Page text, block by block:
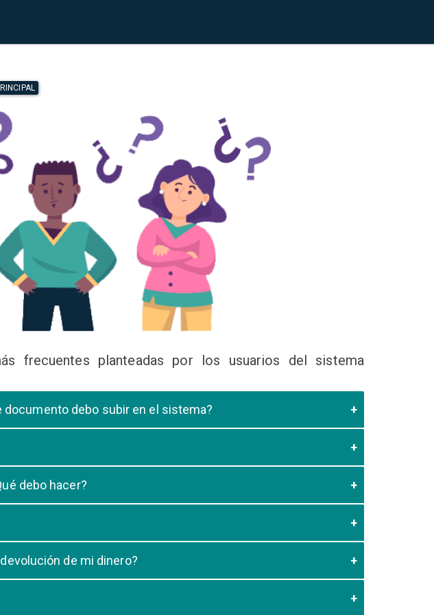
frecuentes planteadas por los usuarios del sistema
documento debo subir en el sistema?
debo hacer?
de mi dinero?